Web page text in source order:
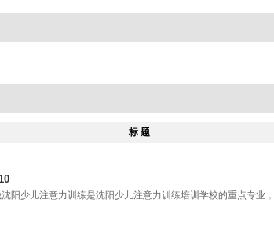
标 题
阳少儿注意力训练是沈阳少儿注意力训练培训学校的重点专业